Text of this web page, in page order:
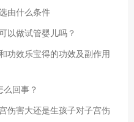
由什么条件
以做试管婴儿吗？
功效乐宝得的功效及副作用
回事？
伤害大还是生孩子对子宫伤